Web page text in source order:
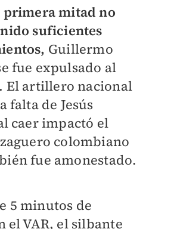
primera mitad no
suficientes
Guillermo
fue expulsado al
El artillero nacional
falta de Jesús
caer impactó el
colombiano
fue amonestado.
5 minutos de
el VAR, el silbante